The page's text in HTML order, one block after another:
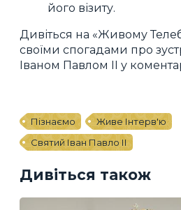
його візиту.
Дивіться на «Живому
своїми спогадами про
Іваном Павлом ІІ у
Пізнаємо
Живе Інтерв'ю
Святий Іван Павло ІІ
Дивіться також